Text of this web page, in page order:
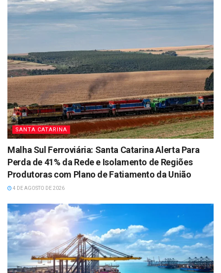
SANTA CATARINA
Malha Sul Ferroviária: Santa Catarina Alerta Para
Perda de 41% da Rede e Isolamento de Regiões
Produtoras com Plano de Fatiamento da União
4 DE AGOSTO DE 2026